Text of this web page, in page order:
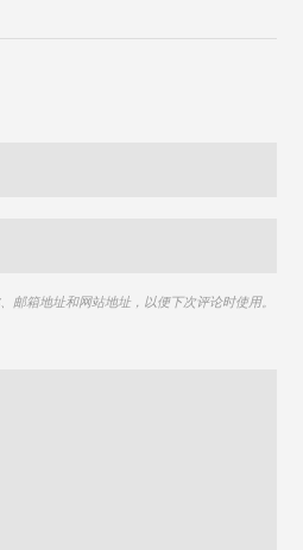
邮箱地址和网站地址，以便下次评论时使用。